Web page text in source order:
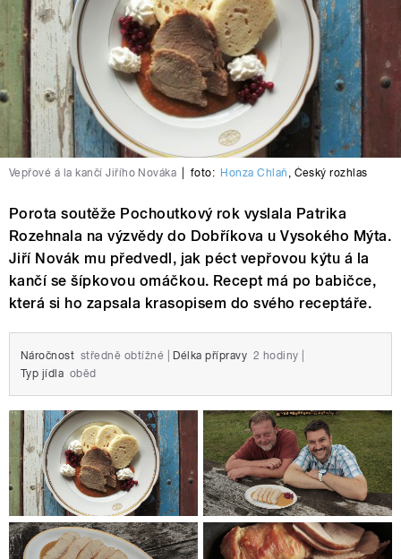
Vepřové á la kančí Jiřího Nováka foto: Honza Chlaň , Český rozhlas
Porota soutěže Pochoutkový rok vyslala Patrika
Rozehnala na výzvědy do Dobříkova u Vysokého Mýta.
Jiří Novák mu předvedl, jak péct vepřovou kýtu á la
kančí se šípkovou omáčkou. Recept má po babičce,
která si ho zapsala krasopisem do svého receptáře.
Náročnost středně obtížné Délka přípravy 2 hodiny
Typ jídla oběd